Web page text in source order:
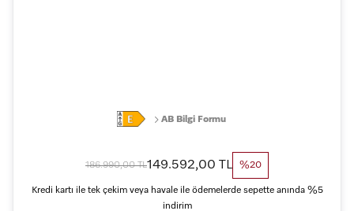
AB Bilgi Formu
186.990,00 TL149.592,00 TL %20
Kredi kartı ile tek çekim veya havale ile ödemelerde sepette anında %5
indirim